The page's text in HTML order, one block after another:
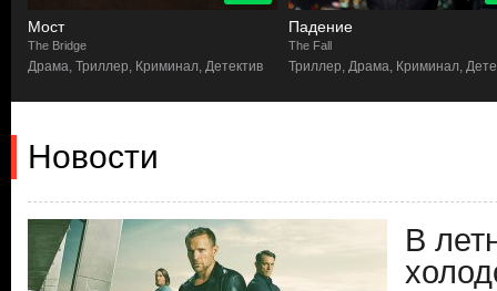
Мост
The Bridge
Драма, Триллер, Криминал, Детектив
Падение
The Fall
Триллер, Драма, Криминал,
Новости
В